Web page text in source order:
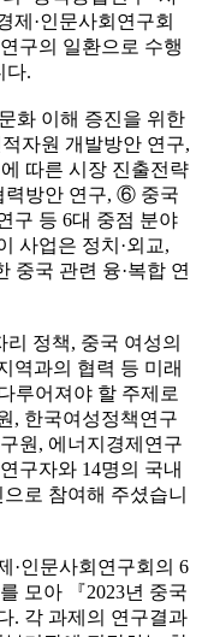
제·인문사회연구회
구의 일환으로 수행
다.
화 이해 증진을 위한
자원 개발방안 연구,
따른 시장 진출전략
력방안 연구, ⑥ 중국
구 등 6대 중점 분야
사업은 정치·외교,
중국 관련 융·복합 연
리 정책, 중국 여성의
역과의 협력 등 미래
루어져야 할 주제로
, 한국여성정책연구
원, 에너지경제연구
구자와 14명의 국내
로 참여해 주셨습니
·인문사회연구회의 6
모아 『2023년 중국
. 각 과제의 연구결과